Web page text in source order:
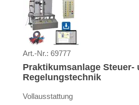
Art.-Nr.: 69777
Praktikumsanlage Steuer-
Regelungstechnik
Vollausstattung